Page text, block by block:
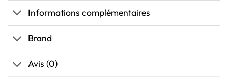
Informations complémentaires
Brand
Avis (0)